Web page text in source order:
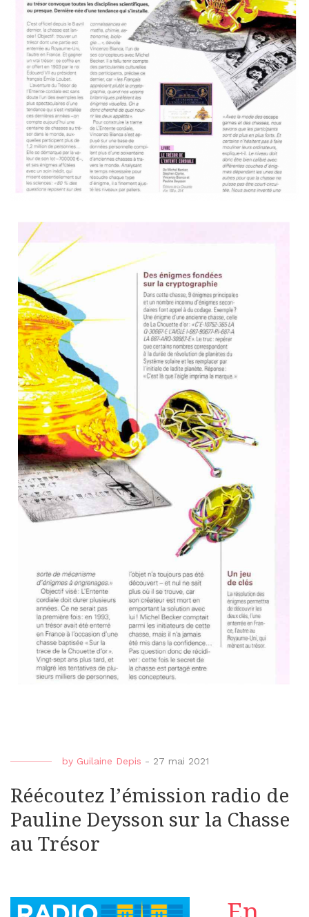
by Guilaine Depis - 27 mai 2021
Réécoutez l’émission radio de
Pauline Deysson sur la Chasse
au Trésor